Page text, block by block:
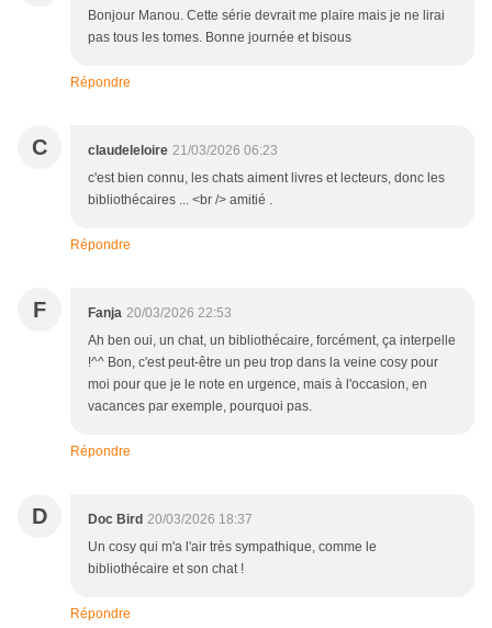
Bonjour Manou. Cette série devrait me plaire mais je ne lirai
pas tous les tomes. Bonne journée et bisous
Répondre
C claudeleloire 21/03/2026 06:23
c'est bien connu, les chats aiment livres et lecteurs, donc les
bibliothécaires ... <br /> amitié .
Répondre
F Fanja 20/03/2026 22:53
Ah ben oui, un chat, un bibliothécaire, forcément, ça interpelle
!^^ Bon, c'est peut-être un peu trop dans la veine cosy pour
moi pour que je le note en urgence, mais à l'occasion, en
vacances par exemple, pourquoi pas.
Répondre
D Doc Bird 20/03/2026 18:37
Un cosy qui m'a l'air très sympathique, comme le
bibliothécaire et son chat !
Répondre